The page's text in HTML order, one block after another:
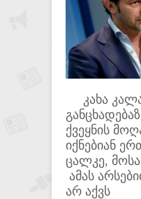
კახა
ქვეყნის
იქნებიან
ცალკე,
ამას
არ აქვს